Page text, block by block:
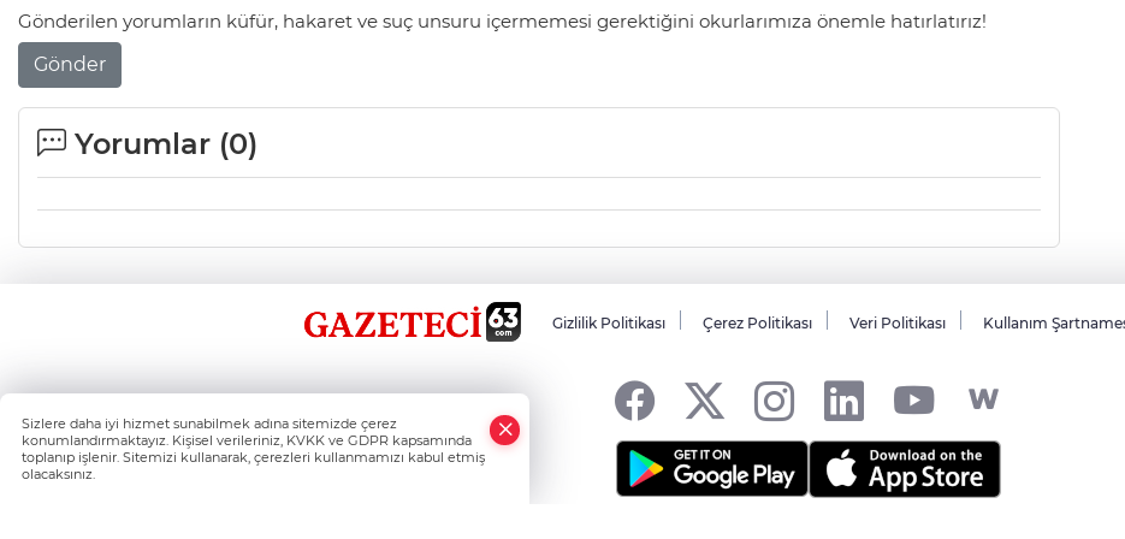
Gönderilen yorumların küfür, hakaret ve suç unsuru içermemesi gerektiğini okurlarımıza önemle hatırlatırız!
Gönder
Yorumlar (0)
Gizlilik Politikası Çerez Politikası Veri Politikası Kullanım
Sizlere daha iyi hizmet sunabilmek adına sitemizde çerez
konumlandırmaktayız. Kişisel verileriniz, KVKK ve GDPR kapsamında
toplanıp işlenir. Sitemizi kullanarak, çerezleri kullanmamızı kabul etmiş
olacaksınız.
Whatsapp